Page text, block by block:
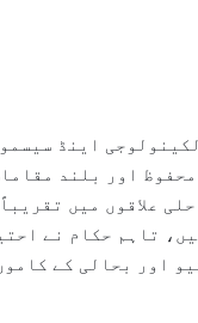
اینڈ
اور بلند
علاقوں میں
تاہم حکام نے
اور بحالی کے